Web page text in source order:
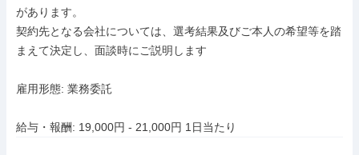
があります。
契約先となる会社については、選考結果及びご本人の希望等を踏
まえて決定し、面談時にご説明します
雇用形態: 業務委託
給与・報酬: 19,000円 - 21,000円 1日当たり